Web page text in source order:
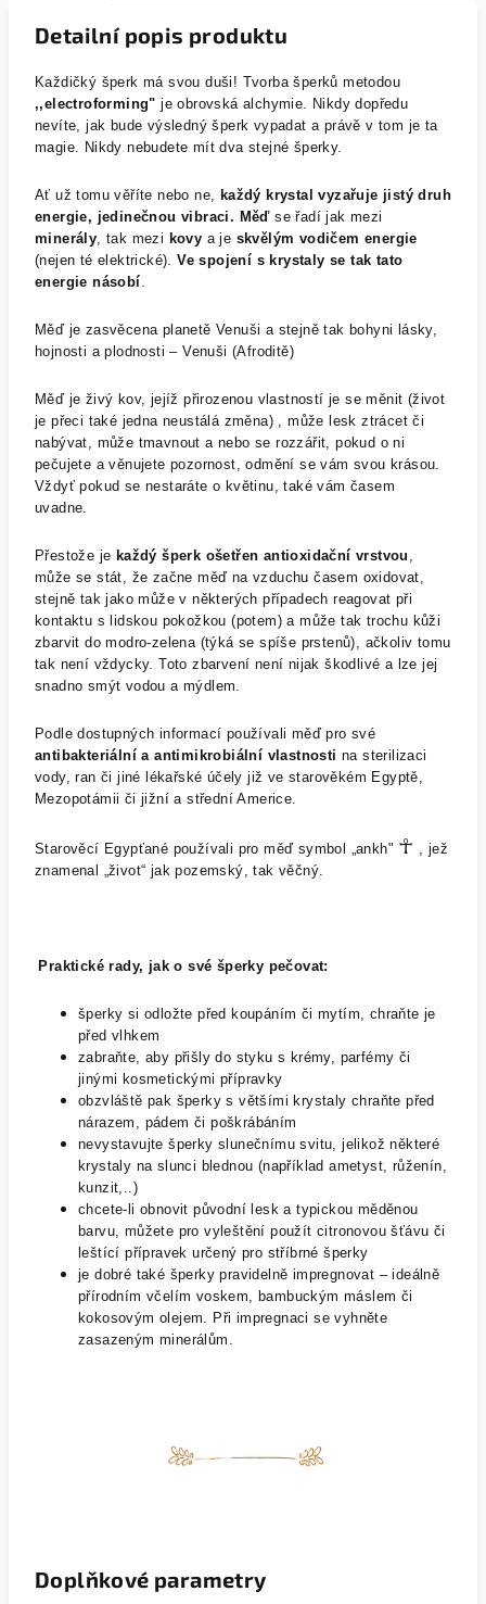
Detailní popis produktu
Každičký šperk má svou duši! Tvorba šperků metodou
,,electroforming" je obrovská alchymie. Nikdy dopředu
nevíte, jak bude výsledný šperk vypadat a právě v tom je ta
magie. Nikdy nebudete mít dva stejné šperky.
Ať už tomu věříte nebo ne, každý krystal vyzařuje jistý druh
energie, jedinečnou vibraci. Měďse řadí jak mezi
minerály, tak mezi kovy a je skvělým vodičem energie
(nejen té elektrické).Ve spojení s krystaly se tak tato
energie násobí.
Měď je zasvěcena planetě Venuši a stejně tak bohyni lásky,
hojnosti a plodnosti – Venuši (Afroditě)
Měď je živý kov, jejíž přirozenou vlastností je se měnit (život
je přeci také jedna neustálá změna) , může lesk ztrácet či
nabývat, může tmavnout a nebo se rozzářit, pokud o ni
pečujete a věnujete pozornost, odmění se vám svou krásou.
Vždyť pokud se nestaráte o květinu, také vám časem
uvadne.
Přestože je každý šperk ošetřen antioxidační vrstvou ,
může se stát, že začne měď na vzduchu časem oxidovat,
stejně tak jako může v některých případech reagovat při
kontaktu s lidskou pokožkou (potem) a může tak trochu kůži
zbarvit do modro-zelena (týká se spíše prstenů), ačkoliv tomu
tak není vždycky. Toto zbarvení není nijak škodlivé a lze jej
snadno smýt vodou a mýdlem.
Podle dostupných informací používali měď pro své
antibakteriální a antimikrobiální vlastnosti na sterilizaci
vody, ran či jiné lékařské účely již ve starověkém Egyptě,
Mezopotámii či jižní a střední Americe.
Starověcí Egypťané používali pro měď symbol „ankh" ☥ , jež
znamenal „život“ jak pozemský, tak věčný.
Praktické rady, jak o své šperky pečovat:
šperky si odložte před koupáním či mytím, chraňte je
před vlhkem
zabraňte, aby přišly do styku s krémy, parfémy či
jinými kosmetickými přípravky
obzvláště pak šperky s většími krystaly chraňte před
nárazem, pádem či poškrábáním
nevystavujte šperky slunečnímu svitu, jelikož některé
krystaly na slunci blednou (například ametyst, růženín,
kunzit,..)
chcete-li obnovit původní lesk a typickou měděnou
barvu, můžete pro vyleštění použít citronovou šťávu či
leštící přípravek určený pro stříbrné šperky
je dobré také šperky pravidelně impregnovat – ideálně
přírodním včelím voskem, bambuckým máslem či
kokosovým olejem. Při impregnaci se vyhněte
zasazeným minerálům.
Doplňkové parametry